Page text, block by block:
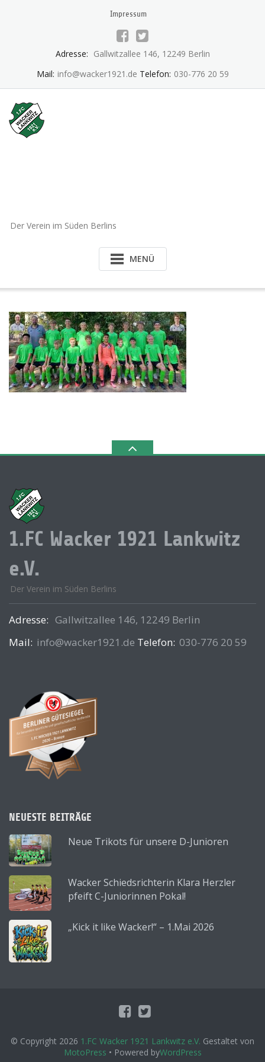
Impressum
Adresse: Gallwitzallee 146, 12249 Berlin
Mail: info@wacker1921.de Telefon: 030-776 20 59
Der Verein im Süden Berlins
MENÜ
1.FC Wacker 1921 Lankwitz
e.V.
Der Verein im Süden Berlins
Adresse: Gallwitzallee 146, 12249 Berlin
Mail: info@wacker1921.de Telefon: 030-776 20 59
NEUESTE BEITRÄGE
Neue Trikots für unsere D-Junioren
Wacker Schiedsrichterin Klara Herzler
pfeift C-Juniorinnen Pokal!
„Kick it like Wacker!“ – 1.Mai 2026
© Copyright 2026 1.FC Wacker 1921 Lankwitz e.V. Gestaltet von
MotoPress • Powered byWordPress